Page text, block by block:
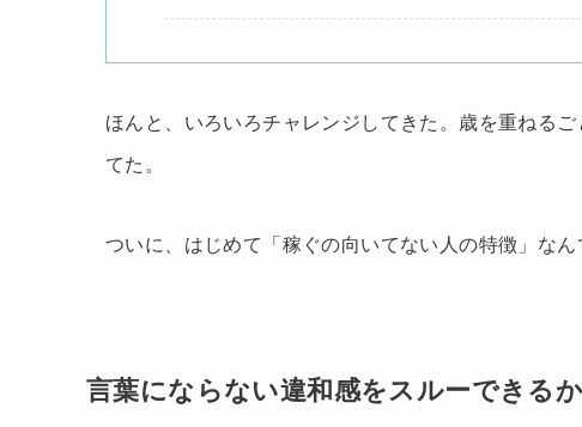
ほんと、いろいろチャレンジしてきた。歳を重ねる
てた。
ついに、はじめて「稼ぐの向いてない人の特徴」なん
言葉にならない違和感をスルーできるか